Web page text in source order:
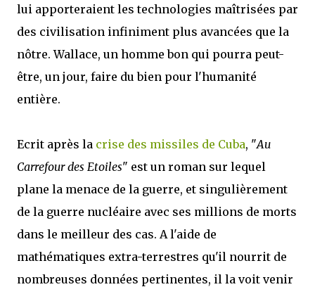
lui apporteraient les technologies maîtrisées par
des civilisation infiniment plus avancées que la
nôtre. Wallace, un homme bon qui pourra peut-
être, un jour, faire du bien pour l'humanité
entière.
Ecrit après la crise des missiles de Cuba, "Au
Carrefour des Etoiles" est un roman sur lequel
plane la menace de la guerre, et singulièrement
de la guerre nucléaire avec ses millions de morts
dans le meilleur des cas. A l'aide de
mathématiques extra-terrestres qu'il nourrit de
nombreuses données pertinentes, il la voit venir